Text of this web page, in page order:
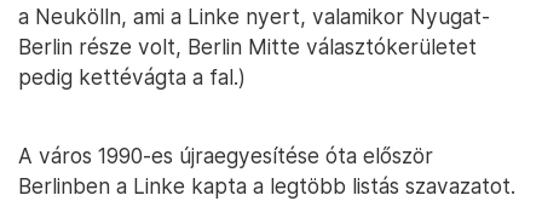
a Neukölln, ami a Linke nyert, valamikor Nyugat-
Berlin része volt, Berlin Mitte választókerületet
pedig kettévágta a fal.)
A város 1990-es újraegyesítése óta először
Berlinben a Linke kapta a legtöbb listás szavazatot.